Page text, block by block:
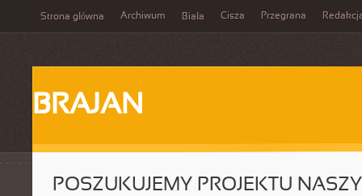
Strona główna Archiwum Biała Cisza Przegrana
BRAJAN
POSZUKUJEMY PROJEKTU